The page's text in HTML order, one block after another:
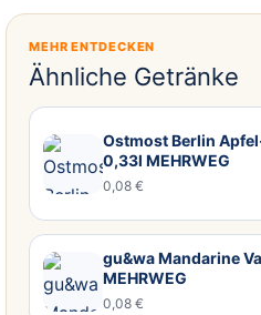
MEHR ENTDECKEN
Ähnliche Getränke
Ostmost Berlin
0,33l MEHRWEG
0,08 €
gu&wa Mandarine
MEHRWEG
0,08 €